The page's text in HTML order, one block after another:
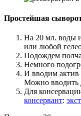
Простейшая
На 20 мл. воды
или любой
Подождем
Немного
И вводим актив
Можно вводить
Для
консервант: